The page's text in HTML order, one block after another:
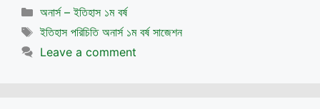
Categories
অনার্স – ইতিহাস ১ম বর্ষ
Tags
ইতিহাস পরিচিতি অনার্স ১ম বর্ষ সাজেশন
Leave a comment